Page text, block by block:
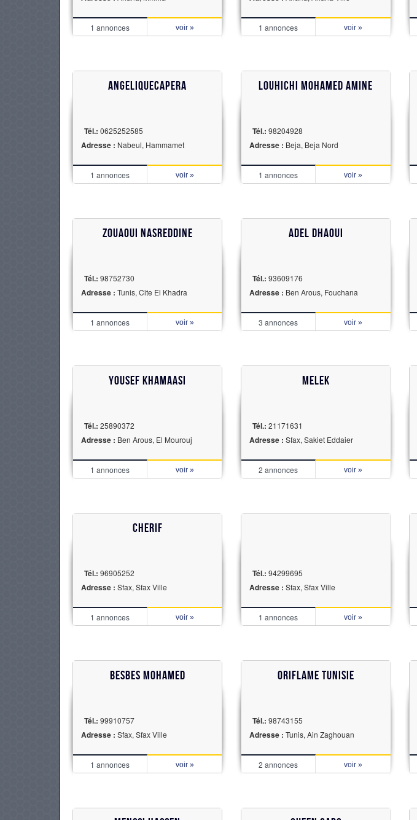
1 annonces voir » 1 annonces voir »
angeliquecapera
Tél.: 0625252585
Adresse : Nabeul, Hammamet
1 annonces voir »
Louhichi Mohamed Amine
Tél.: 98204928
Adresse : Beja, Beja Nord
1 annonces voir »
zouaoui nasreddine
Tél.: 98752730
Adresse : Tunis, Cite El Khadra
1 annonces voir »
adel dhaoui
Tél.: 93609176
Adresse : Ben Arous, Fouchana
3 annonces voir »
Yousef Khamaasi
Tél.: 25890372
Adresse : Ben Arous, El Mourouj
1 annonces voir »
Melek
Tél.: 21171631
Adresse : Sfax, Sakiet Eddaier
2 annonces voir »
Cherif
Tél.: 96905252
Adresse : Sfax, Sfax Ville
1 annonces voir »
Tél.: 94299695
Adresse : Sfax, Sfax Ville
1 annonces voir »
Besbes Mohamed
Tél.: 99910757
Adresse : Sfax, Sfax Ville
1 annonces voir »
oriflame tunisie
Tél.: 98743155
Adresse : Tunis, Ain Zaghouan
2 annonces voir »